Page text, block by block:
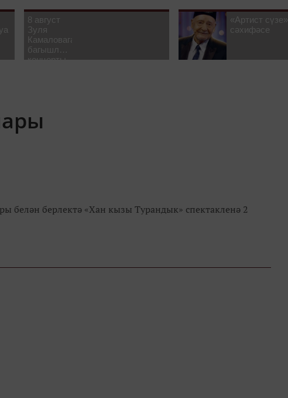
8 август
Зуля
Камаловага
багышлау
концерты
«Артист сүзе»
сәхифәсе
белән берлектә «Хан кызы Турандык» спектакленә 2